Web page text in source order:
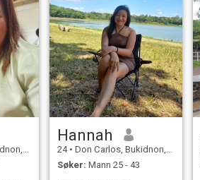
jeg er tanketfull jeg bærer
kjærlig søt og en glad person
og morsom noen ganger, og
jeg har en god hjerte jente lett
å gå og sexy for lol 😅
Hannah
24 • Don Carlos, Bukidnon, Filippinene
Søker: Mann 25 - 43